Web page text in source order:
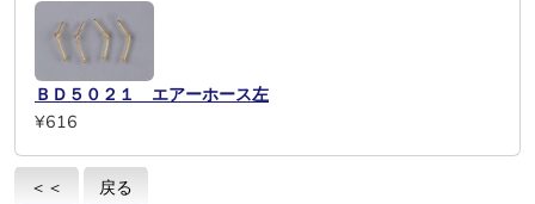
ＢＤ５０２１ エアーホース左
¥616
＜＜ 戻る